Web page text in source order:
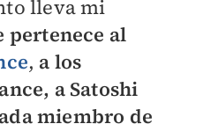
lleva mi
pertenece al
, a los
a Satoshi
miembro de